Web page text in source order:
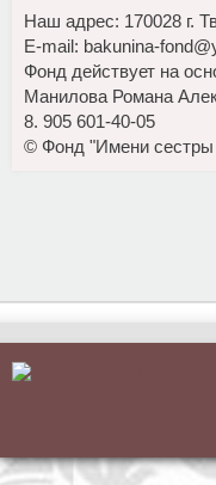
Наш адрес: 170028 г.
E-mail: bakunina-
Фонд действует на
Манилова Романа
8. 905 601-40-05
© Фонд "Имени сестры